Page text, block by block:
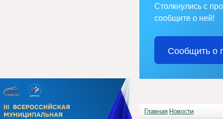
Столкнулись с
сообщите о ней!
Сообщить о
Главная Новости